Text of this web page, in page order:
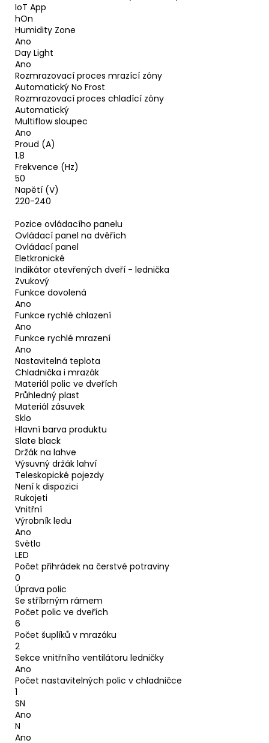
IoT App
hOn
Humidity Zone
Ano
Day Light
Ano
Rozmrazovací proces mrazící zóny
Automatický No Frost
Rozmrazovací proces chladící zóny
Automatický
Multiflow sloupec
Ano
Proud (A)
1.8
Frekvence (Hz)
50
Napětí (V)
220-240
Pozice ovládacího panelu
Ovládací panel na dvěřích
Ovládací panel
Eletkronické
Indikátor otevřených dveří - lednička
Zvukový
Funkce dovolená
Ano
Funkce rychlé chlazení
Ano
Funkce rychlé mrazení
Ano
Nastavitelná teplota
Chladnička i mrazák
Materiál polic ve dveřích
Průhledný plast
Materiál zásuvek
Sklo
Hlavní barva produktu
Slate black
Držák na lahve
Výsuvný držák lahví
Teleskopické pojezdy
Není k dispozici
Rukojeti
Vnitřní
Výrobník ledu
Ano
Světlo
LED
Počet přihrádek na čerstvé potraviny
0
Úprava polic
Se stříbrným rámem
Počet polic ve dveřích
6
Počet šuplíků v mrazáku
2
Sekce vnitřního ventilátoru ledničky
Ano
Počet nastavitelných polic v chladničce
1
SN
Ano
N
Ano